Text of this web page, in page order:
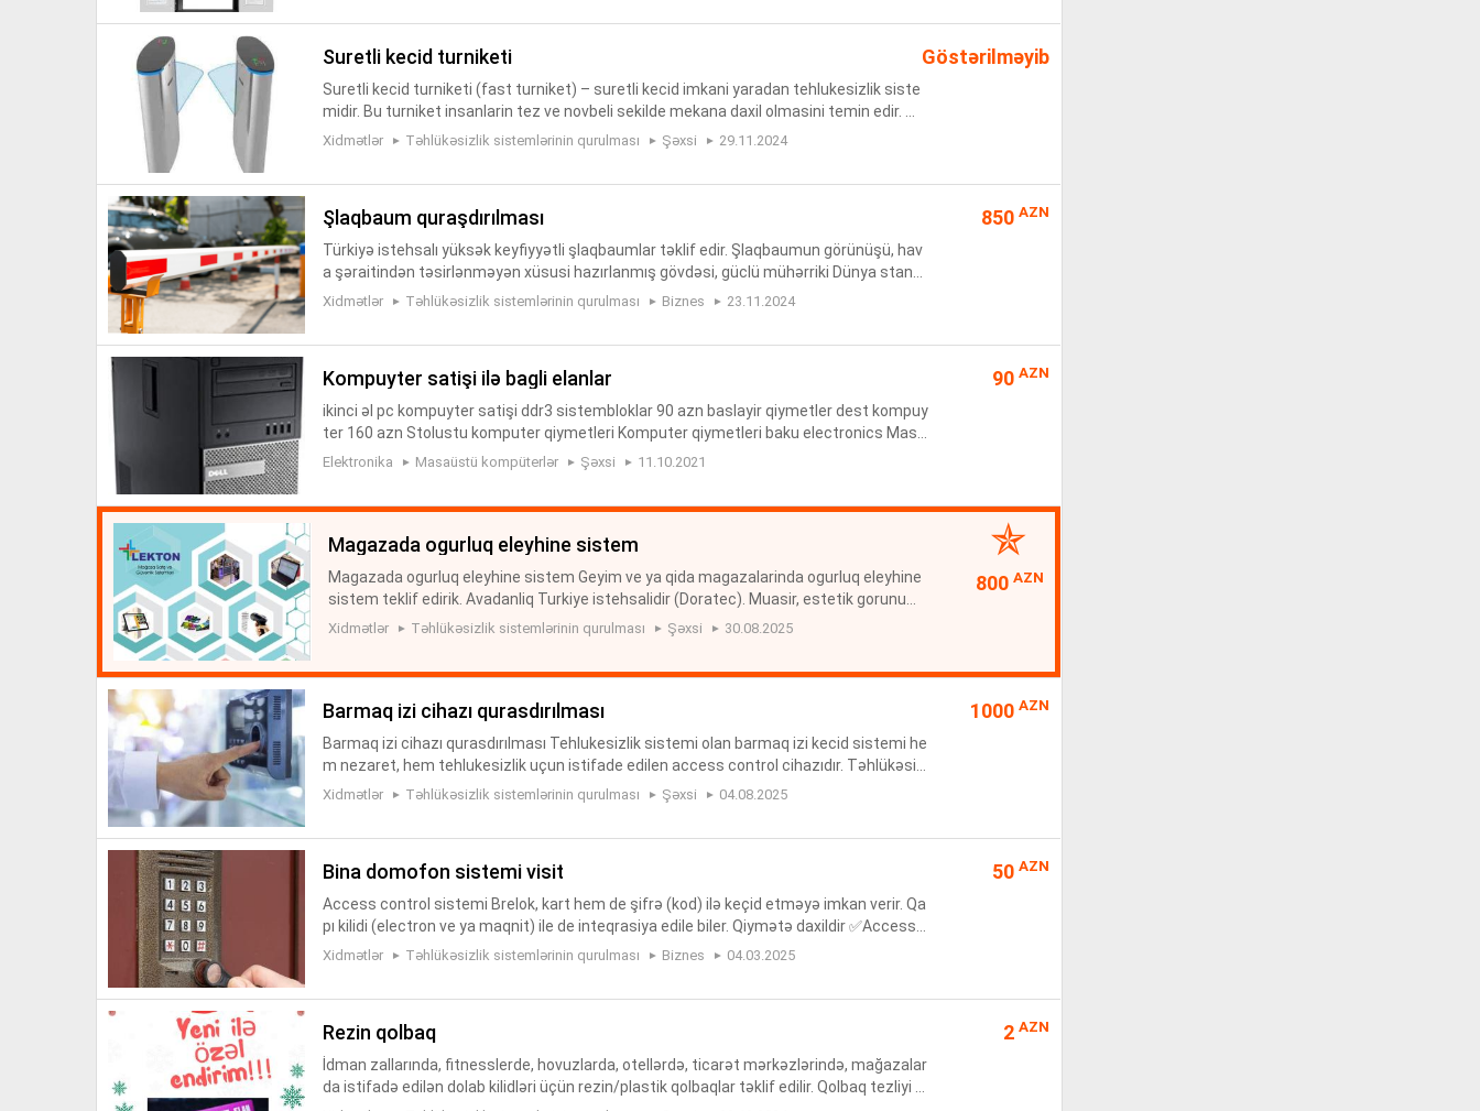
suretli kecid turniketi
Suretli kecid turniketi (fast turniket) – suretli kecid imkani yaradan tehlukesizlik siste
midir. Bu turniket insanlarin tez ve novbeli sekilde mekana daxil olmasini temin edir. U
zerine isteye esasen kart oxuyucu, barmaq izi tanima sistemi, QR kodlu k...
Xidmətlər Təhlükəsizlik sistemlərinin qurulması Şəxsi 29.11.2024
Göstərilməyib
şlaqbaum quraşdırılması
Türkiyə istehsalı yüksək keyfiyyətli şlaqbaumlar təklif edir. Şlaqbaumun görünüşü, hav
a şəraitindən təsirlənməyən xüsusi hazırlanmış gövdəsi, güclü mühərriki Dünya stand
artlarına cavab verir. Şlaqbaum üzərindəki fotosellər sayəsində avtomobilin keçdi...
Xidmətlər Təhlükəsizlik sistemlərinin qurulması Biznes 23.11.2024
850 AZN
kompuyter satişi ilə bagli elanlar
ikinci əl pc kompuyter satişi ddr3 sistembloklar 90 azn baslayir qiymetler dest kompuy
ter 160 azn Stolustu komputer qiymetleri Komputer qiymetleri baku electronics Masa
ustu komputer satisi Komputer qiymetleri Ucuz komputer qiymetleri Optimal komput
Elektronika Masaüstü kompüterlər Şəxsi 11.10.2021
90 AZN
magazada ogurluq eleyhine sistem
Magazada ogurluq eleyhine sistem Geyim ve ya qida magazalarinda ogurluq eleyhine
sistem teklif edirik. Avadanliq Turkiye istehsalidir (Doratec). Muasir, estetik gorunus
u var Sesli, isiqli alarm var Az enerji serfiyyati Yüksək aşkarlama qabiliyyəti Te...
Xidmətlər Təhlükəsizlik sistemlərinin qurulması Şəxsi 30.08.2025
800 AZN
barmaq izi cihazı qurasdırılması
Barmaq izi cihazı qurasdırılması Tehlukesizlik sistemi olan barmaq izi kecid sistemi he
m nezaret, hem tehlukesizlik uçun istifade edilen access control cihazıdır. Təhlükəsizl
ik kameraları, turniket, tripod turniket, təkayaqlı turniket, cütayaqlı turn...
Xidmətlər Təhlükəsizlik sistemlərinin qurulması Şəxsi 04.08.2025
1000 AZN
bina domofon sistemi visit
Access control sistemi Brelok, kart hem de şifrə (kod) ilə keçid etməyə imkan verir. Qa
pı kilidi (electron ve ya maqnit) ile de inteqrasiya edile biler. Qiymətə daxildir ✅Access c
ontrol ✅Kilid mexanizm ✅Çıxış düyməsi ✅Quraşdırılma ✅10 ədəd brelok Bir...
Xidmətlər Təhlükəsizlik sistemlərinin qurulması Biznes 04.03.2025
50 AZN
rezin qolbaq
İdman zallarında, fitnesslerde, hovuzlarda, otellərdə, ticarət mərkəzlərində, mağazalar
da istifadə edilən dolab kilidləri üçün rezin/plastik qolbaqlar təklif edilir. Qolbaq tezliyi 1
2 AZN